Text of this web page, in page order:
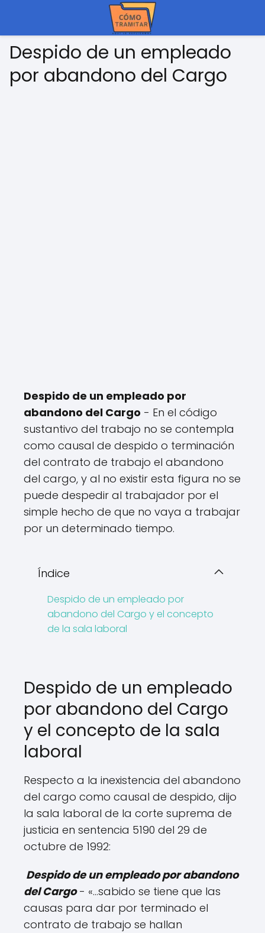
Despido de un empleado
por abandono del Cargo
Despido de un empleado por
abandono del Cargo - En el código
sustantivo del trabajo no se contempla
como causal de despido o terminación
del contrato de trabajo el abandono
del cargo, y al no existir esta figura no se
puede despedir al trabajador por el
simple hecho de que no vaya a trabajar
por un determinado tiempo.
Índice
Despido de un empleado por
abandono del Cargo y el concepto
de la sala laboral
Despido de un empleado
por abandono del Cargo
y el concepto de la sala
laboral
Respecto a la inexistencia del abandono
del cargo como causal de despido, dijo
la sala laboral de la corte suprema de
justicia en sentencia 5190 del 29 de
octubre de 1992:
Despido de un empleado por abandono
del Cargo- «…sabido se tiene que las
causas para dar por terminado el
contrato de trabajo se hallan